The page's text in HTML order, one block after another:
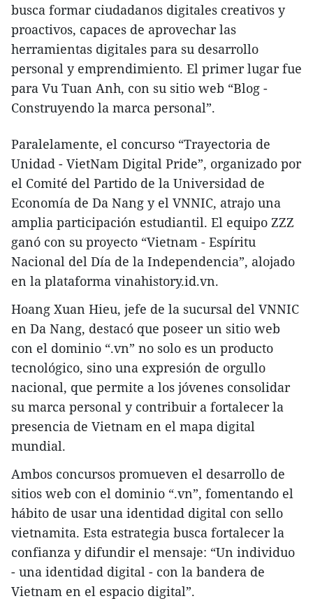
busca formar ciudadanos digitales creativos y
proactivos, capaces de aprovechar las
herramientas digitales para su desarrollo
personal y emprendimiento. El primer lugar fue
para Vu Tuan Anh, con su sitio web “Blog -
Construyendo la marca personal”.
Paralelamente, el concurso “Trayectoria de
Unidad - VietNam Digital Pride”, organizado por
el Comité del Partido de la Universidad de
Economía de Da Nang y el VNNIC, atrajo una
amplia participación estudiantil. El equipo ZZZ
ganó con su proyecto “Vietnam - Espíritu
Nacional del Día de la Independencia”, alojado
en la plataforma vinahistory.id.vn.
Hoang Xuan Hieu, jefe de la sucursal del VNNIC
en Da Nang, destacó que poseer un sitio web
con el dominio “.vn” no solo es un producto
tecnológico, sino una expresión de orgullo
nacional, que permite a los jóvenes consolidar
su marca personal y contribuir a fortalecer la
presencia de Vietnam en el mapa digital
mundial.
Ambos concursos promueven el desarrollo de
sitios web con el dominio “.vn”, fomentando el
hábito de usar una identidad digital con sello
vietnamita. Esta estrategia busca fortalecer la
confianza y difundir el mensaje: “Un individuo
- una identidad digital - con la bandera de
Vietnam en el espacio digital”.